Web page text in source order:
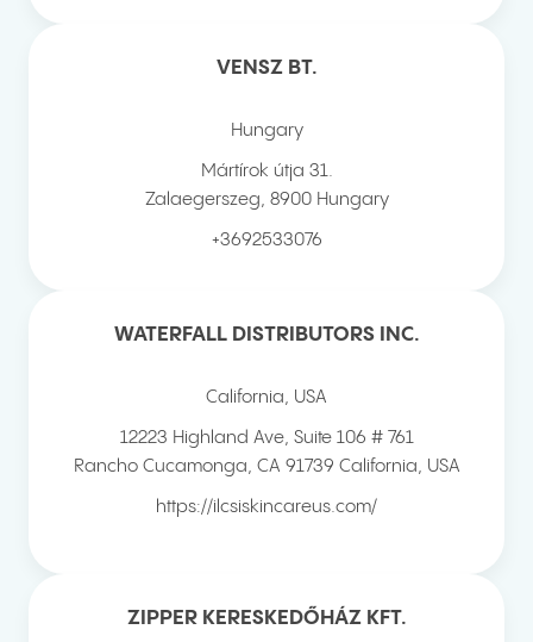
VENSZ BT.
Hungary
Mártírok útja 31.
Zalaegerszeg 8900 Hungary
+3692533076
WATERFALL DISTRIBUTORS INC.
California, USA
12223 Highland Ave, Suite 106 # 761
Rancho Cucamonga CA 91739 California, USA
https://ilcsiskincareus.com/
ZIPPER KERESKEDŐHÁZ KFT.